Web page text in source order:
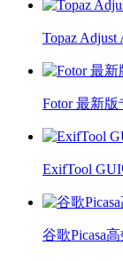
Topaz
Fotor 最新
ExifTool
谷歌Picasa